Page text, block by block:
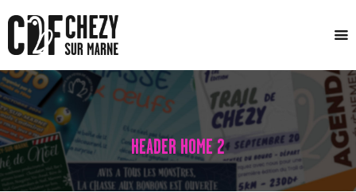
HEADER HOME 2
ACCUEIL
LE COMITÉ
ÉVÈNEMENTS
ACTUALITÉS
TRAIL DE CHÉZY